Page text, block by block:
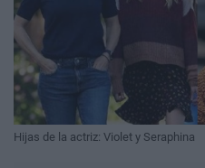
Hijas de la actriz: Violet y Seraphina